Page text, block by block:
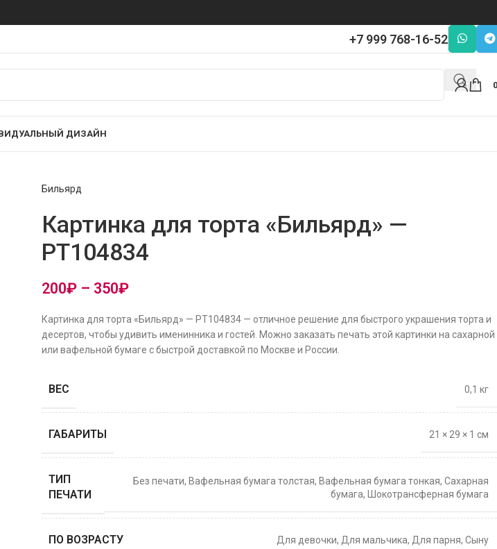
+7 999 768-16-52
0
ДИЗАЙН
Бильярд
Картинка для торта «Бильярд» —
PT104834
200₽ – 350₽
Картинка для торта «Бильярд» — PT104834 — отличное решение для быстрого украшения торта и
десертов, чтобы удивить именинника и гостей. Можно заказать печать этой картинки на сахарной
или вафельной бумаге с быстрой доставкой по Москве и России.
ВЕС 0,1 кг
ГАБАРИТЫ 21 × 29 × 1 см
ТИП
ПЕЧАТИ
Без печати, Вафельная бумага толстая, Вафельная бумага тонкая, Сахарная
бумага, Шокотрансферная бумага
ПО ВОЗРАСТУ Для девочки, Для мальчика, Для парня, Сыну